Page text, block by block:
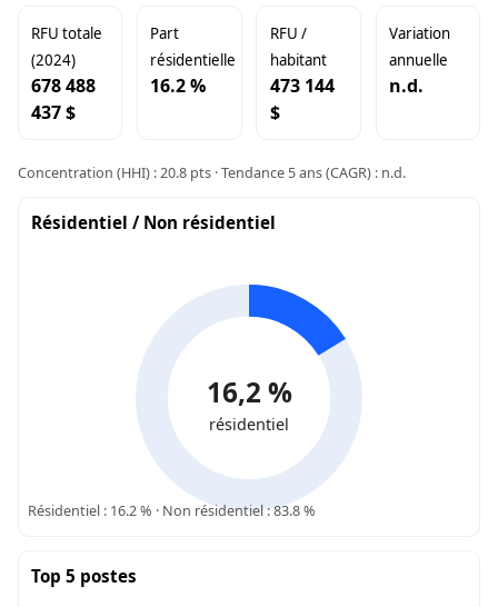
RFU totale
(2024)
678 488
437 $
Part
résidentielle
16.2 %
RFU /
habitant
473 144
$
Variation
annuelle
n.d.
Concentration (HHI) : 20.8 pts · Tendance 5 ans (CAGR) : n.d.
Résidentiel / Non résidentiel
16,2 %
résidentiel
Résidentiel : 16.2 % · Non résidentiel : 83.8 %
Top 5 postes